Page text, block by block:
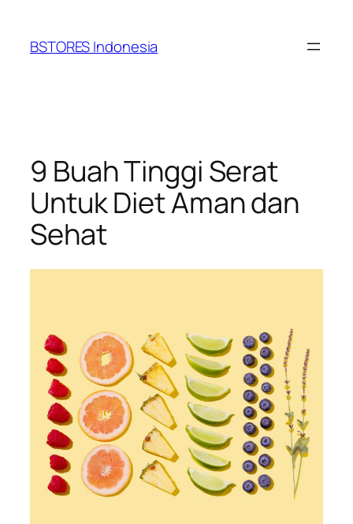
konten
BSTORES Indonesia
9 Buah Tinggi Serat
Untuk Diet Aman dan
Sehat